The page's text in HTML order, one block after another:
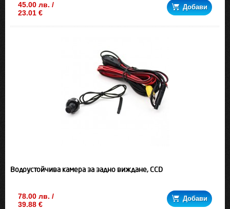
45.00 лв. /
23.01 €
Добави
Водоустойчива камера за задно виждане, CCD
78.00 лв. /
39.88 €
Добави